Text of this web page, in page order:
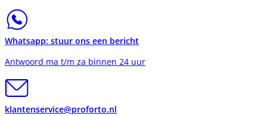
Whatsapp: stuur ons een bericht
Antwoord ma t/m za binnen 24 uur
klantenservice@proforto.nl